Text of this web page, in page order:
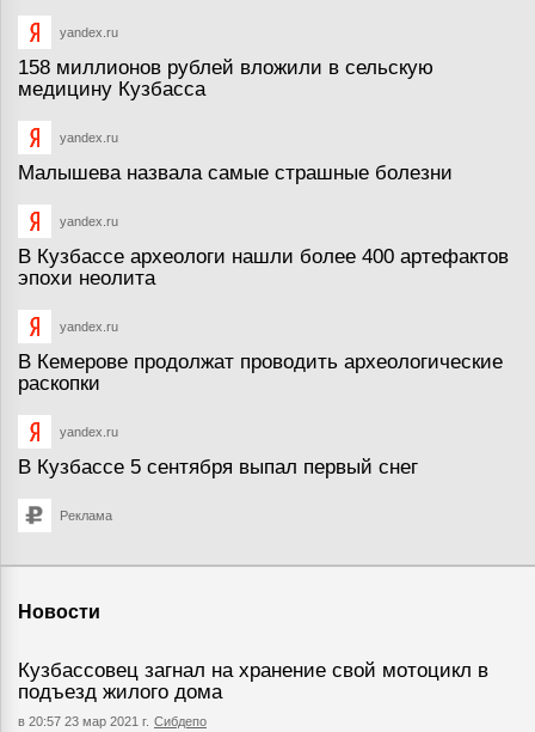
yandex.ru
158 миллионов рублей вложили в сельскую
медицину Кузбасса
yandex.ru
Малышева назвала самые страшные болезни
yandex.ru
В Кузбассе археологи нашли более 400 артефактов
эпохи неолита
yandex.ru
В Кемерове продолжат проводить археологические
раскопки
yandex.ru
В Кузбассе 5 сентября выпал первый снег
Реклама
Новости
Кузбассовец загнал на хранение свой мотоцикл в
подъезд жилого дома
в 20:57 23 мар 2021 г. Сибдепо